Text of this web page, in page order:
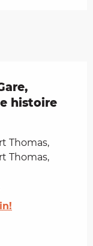
histoire
Thomas,
Thomas,